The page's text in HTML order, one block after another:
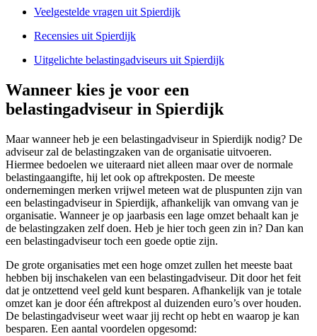
Veelgestelde vragen uit Spierdijk
Recensies uit Spierdijk
Uitgelichte belastingadviseurs uit Spierdijk
Wanneer kies je voor een
belastingadviseur in Spierdijk
Maar wanneer heb je een belastingadviseur in Spierdijk nodig? De
adviseur zal de belastingzaken van de organisatie uitvoeren.
Hiermee bedoelen we uiteraard niet alleen maar over de normale
belastingaangifte, hij let ook op aftrekposten. De meeste
ondernemingen merken vrijwel meteen wat de pluspunten zijn van
een belastingadviseur in Spierdijk, afhankelijk van omvang van je
organisatie. Wanneer je op jaarbasis een lage omzet behaalt kan je
de belastingzaken zelf doen. Heb je hier toch geen zin in? Dan kan
een belastingadviseur toch een goede optie zijn.
De grote organisaties met een hoge omzet zullen het meeste baat
hebben bij inschakelen van een belastingadviseur. Dit door het feit
dat je ontzettend veel geld kunt besparen. Afhankelijk van je totale
omzet kan je door één aftrekpost al duizenden euro’s over houden.
De belastingadviseur weet waar jij recht op hebt en waarop je kan
besparen. Een aantal voordelen opgesomd: